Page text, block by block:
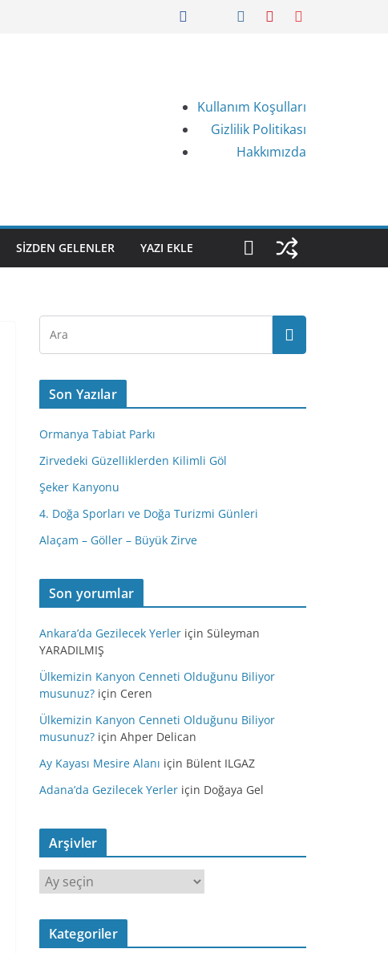
Kullanım Koşulları
Gizlilik Politikası
Hakkımızda
SIZDEN GELENLER YAZI EKLE
Son Yazılar
Ormanya Tabiat Parkı
Zirvedeki Güzelliklerden Kilimli Göl
Şeker Kanyonu
4. Doğa Sporları ve Doğa Turizmi Günleri
Alaçam – Göller – Büyük Zirve
Son yorumlar
Ankara’da Gezilecek Yerler için Süleyman
YARADILMIŞ
Ülkemizin Kanyon Cenneti Olduğunu Biliyor
musunuz? için Ceren
Ülkemizin Kanyon Cenneti Olduğunu Biliyor
musunuz? için Ahper Delican
Ay Kayası Mesire Alanı için Bülent ILGAZ
Adana’da Gezilecek Yerler için Doğaya Gel
Arşivler
r
ş
Kategoriler